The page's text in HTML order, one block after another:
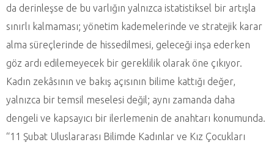
da derinleşse de bu varlığın yalnızca istatistiksel bir artışla
sınırlı kalmaması; yönetim kademelerinde ve stratejik karar
alma süreçlerinde de hissedilmesi, geleceği inşa ederken
göz ardı edilemeyecek bir gereklilik olarak öne çıkıyor.
Kadın zekâsının ve bakış açısının bilime kattığı değer,
yalnızca bir temsil meselesi değil; aynı zamanda daha
dengeli ve kapsayıcı bir ilerlemenin de anahtarı konumunda.
“11 Şubat Uluslararası Bilimde Kadınlar ve Kız Çocukları